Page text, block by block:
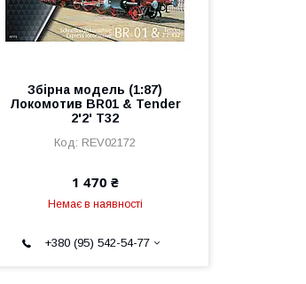
Збірна модель (1:87)
Локомотив BR01 & Tender
2'2' T32
REV02172
1 470 ₴
Немає в наявності
+380 (95) 542-54-77